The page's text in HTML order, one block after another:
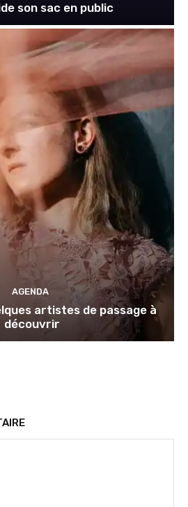
son sac en public
AGENDA
artistes de passage à
découvrir